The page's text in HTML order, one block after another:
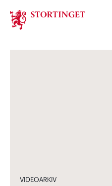
Stortinget.no
VIDEOARKIV